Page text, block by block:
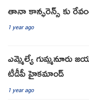
తానా కాన్ఫరెన్స్ కు
1 year ago
ఎమ్మెల్యే గుమ్మనూరు
టీడీపీ హైకమాండ్
1 year ago